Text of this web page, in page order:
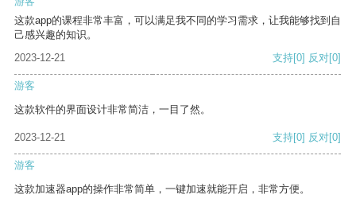
这款app的课程非常丰富，可以满足我不同的学习需求，让我能够找到自
己感兴趣的知识。
2023-12-21
支持[0] 反对[0]
游客
这款软件的界面设计非常简洁，一目了然。
2023-12-21 支持[0] 反对[0]
游客
这款加速器app的操作非常简单，一键加速就能开启，非常方便。